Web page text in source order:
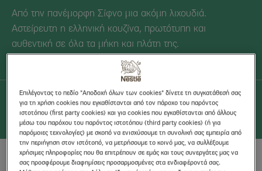
Από την πανέμορφη Σίφνο μια ακόμη λιχουδιά.
Αστείρευτη η ελληνική κουζίνα, πρωτότυπη και
αυθεντική σε όλα τα μήκη και πλάτη της.
10 λεπτά Μέτρια 10 ΜΕΡΙΔΕΣ
ΥΛΙΚΑ
Επιλέγοντας το πεδίο "Αποδοχή όλων των cookies" δίνετε τη συγκατάθεσή σας
για τη χρήση cookies που εγκαθίστανται από τον πάροχο του παρόντος
ιστοτόπου (first party cookies) και για cookies που εγκαθίστανται από άλλους
μέσω του παρόχου του παρόντος ιστοτόπου (third party cookies) (ή για
παρόμοιες τεχνολογίες) με σκοπό να ενισχύσουμε τη συνολική σας εμπειρία από
την περιήγηση στον ιστότοπό, να μετρήσουμε το κοινό μας, να συλλέξουμε
χρήσιμες πληροφορίες που θα επιτρέπουν σε εμάς και τους συνεργάτες μας να
σας προσφέρουμε διαφημίσεις προσαρμοσμένες στα ενδιαφέροντά σας.